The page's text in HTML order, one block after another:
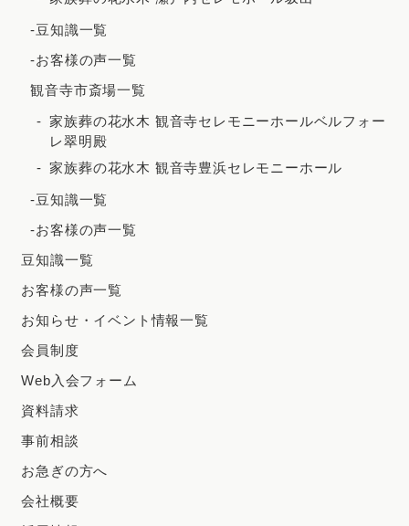
-豆知識一覧
-お客様の声一覧
観音寺市斎場一覧
家族葬の花水木 観音寺セレモニーホールベルフォー
レ翠明殿
家族葬の花水木 観音寺豊浜セレモニーホール
-豆知識一覧
-お客様の声一覧
豆知識一覧
お客様の声一覧
お知らせ・イベント情報一覧
会員制度
Web入会フォーム
資料請求
事前相談
お急ぎの方へ
会社概要